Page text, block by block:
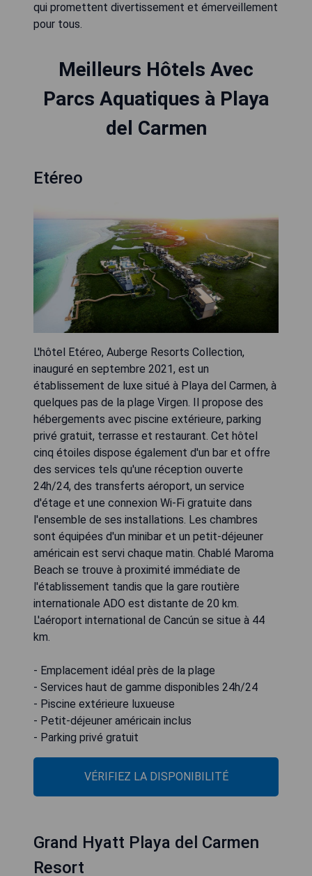
qui promettent divertissement et émerveillement
pour tous.
Meilleurs Hôtels Avec
Parcs Aquatiques à Playa
del Carmen
Etéreo
L'hôtel Etéreo, Auberge Resorts Collection,
inauguré en septembre 2021, est un
établissement de luxe situé à Playa del Carmen, à
quelques pas de la plage Virgen. Il propose des
hébergements avec piscine extérieure, parking
privé gratuit, terrasse et restaurant. Cet hôtel
cinq étoiles dispose également d'un bar et offre
des services tels qu'une réception ouverte
24h/24, des transferts aéroport, un service
d'étage et une connexion Wi-Fi gratuite dans
l'ensemble de ses installations. Les chambres
sont équipées d'un minibar et un petit-déjeuner
américain est servi chaque matin. Chablé Maroma
Beach se trouve à proximité immédiate de
l'établissement tandis que la gare routière
internationale ADO est distante de 20 km.
L'aéroport international de Cancún se situe à 44
km.
- Emplacement idéal près de la plage
- Services haut de gamme disponibles 24h/24
- Piscine extérieure luxueuse
- Petit-déjeuner américain inclus
- Parking privé gratuit
VÉRIFIEZ LA DISPONIBILITÉ
Grand Hyatt Playa del Carmen
Resort